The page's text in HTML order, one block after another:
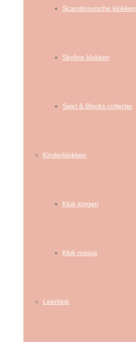
Scandinavische klokken
Skyline klokken
Swirl & Blocks collectie
Kinderklokken
Klok jongen
Klok meisje
Leerklok